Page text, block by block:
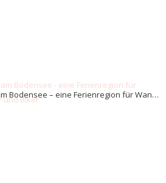
Urlaub am Bodensee – eine Ferienregion für Wanderer und Biker